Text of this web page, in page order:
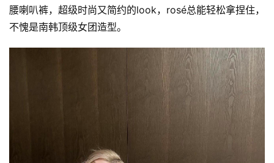
腰喇叭裤，超级时尚又简约的look，rosé总能轻松拿捏住，
不愧是南韩顶级女团造型。